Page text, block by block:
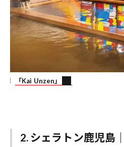
「Kai Unzen」
2. シェラトン鹿児島